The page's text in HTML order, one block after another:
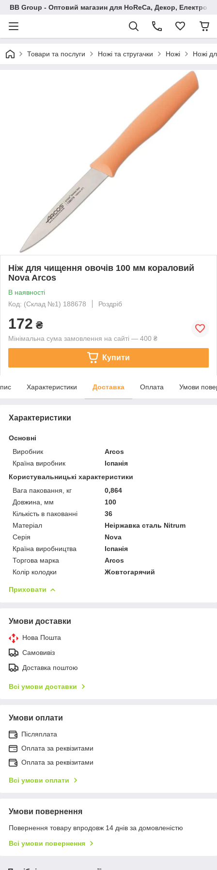
BB Group - Оптовий магазин для HoReCa, Декор,
Товари та послуги Ножі та стругачки Ножі Ножі
Ніж для чищення овочів 100 мм кораловий
Nova Arcos
В наявності
Код: (Склад №1) 188678
Роздріб
172 ₴
Мінімальна сума замовлення на сайті — 400 ₴
Купити
Характеристики Доставка Оплата Умови
Характеристики
Основні
Виробник
Arcos
Країна виробник
Іспанія
Користувальницькі характеристики
Вага паковання, кг
0,864
Довжина, мм
100
Кількість в пакованні
36
Матеріал
Неіржавка сталь Nitrum
Серія
Nova
Країна виробництва
Іспанія
Торгова марка
Arcos
Колір колодки
Жовтогарячий
Приховати
Умови доставки
Нова Пошта
Самовивіз
Доставка поштою
Всі умови доставки
Умови оплати
Післяплата
Оплата за реквізитами
Оплата за реквізитами
Всі умови оплати
Умови повернення
Повернення товару впродовж 14 днів за домовленістю
Всі умови повернення